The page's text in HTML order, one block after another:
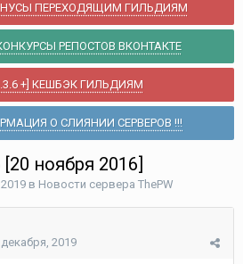
БОНУСЫ ПЕРЕХОДЯЩИМ ГИЛЬДИЯМ
РЕПОСТОВ ВКОНТАКТЕ
1.3.6 +] КЕШБЭК ГИЛЬДИЯМ
О СЛИЯНИИ СЕРВЕРОВ !!!
ноября 2016]
в Новости сервера ThePW
декабря, 2019